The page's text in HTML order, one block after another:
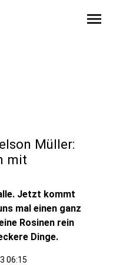
menu
Müller:
mit
Jetzt kommt
mal einen ganz
Rosinen rein
Dinge.
06:15